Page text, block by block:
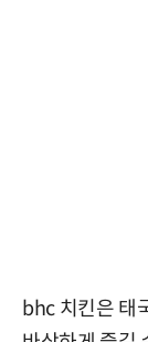
bhc 치킨은 태